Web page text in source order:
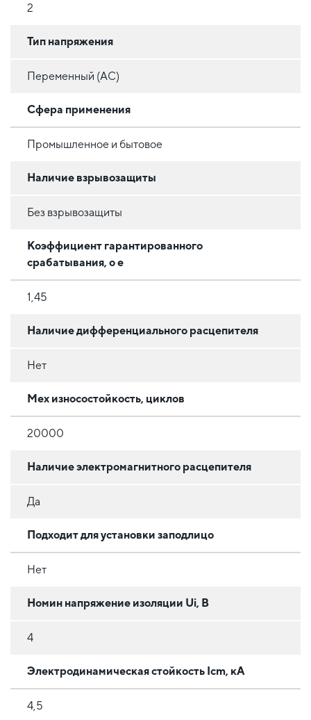
2
Тип напряжения
Переменный (AC)
Сфера применения
Промышленное и бытовое
Наличие взрывозащиты
Без взрывозащиты
Коэффициент гарантированного
срабатывания, o e
1,45
Наличие дифференциального расцепителя
Нет
Мех износостойкость, циклов
20000
Наличие электромагнитного расцепителя
Да
Подходит для установки заподлицо
Нет
Номин напряжение изоляции Ui, В
4
Электродинамическая стойкость Icm, кА
4,5